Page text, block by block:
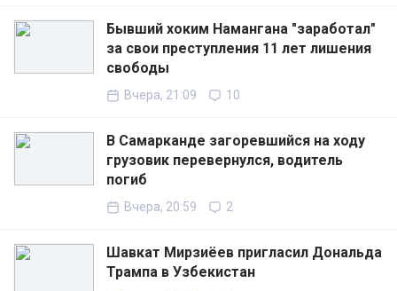
Бывший хоким Намангана "заработал"
за свои преступления 11 лет лишения
свободы
Вчера, 21:09 10
В Самарканде загоревшийся на ходу
грузовик перевернулся, водитель
погиб
Вчера, 20:59 2
Шавкат Мирзиёев пригласил Дональда
Трампа в Узбекистан